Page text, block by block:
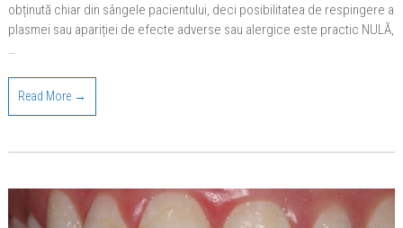
obținută chiar din sângele pacientului, deci posibilitatea de respingere a
plasmei sau apariției de efecte adverse sau alergice este practic NULĂ,
…
Read More →